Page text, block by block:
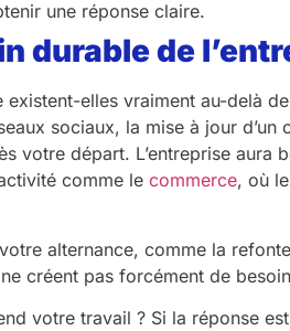
une réponse claire.
durable de
elles vraiment au-delà
sociaux, la mise à jour d’un
votre départ. L’entreprise aura
comme lecommerce, où
alternance, comme la
créent pas forcément de
votre travail ? Si la réponse